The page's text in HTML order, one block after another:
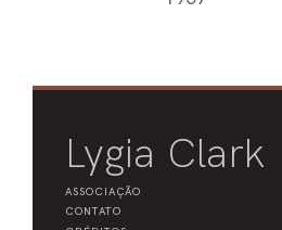
Lygia Clark
ASSOCIAÇÃO
CONTATO